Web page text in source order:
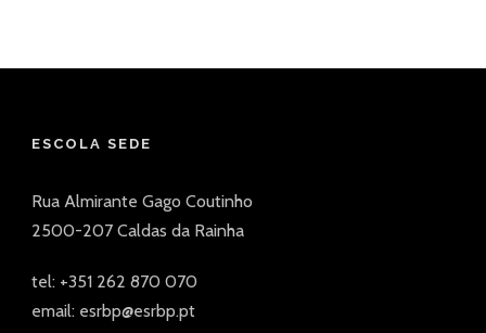
ESCOLA SEDE
Rua Almirante Gago Coutinho
2500-207 Caldas da Rainha
tel: +351 262 870 070
email: esrbp@esrbp.pt